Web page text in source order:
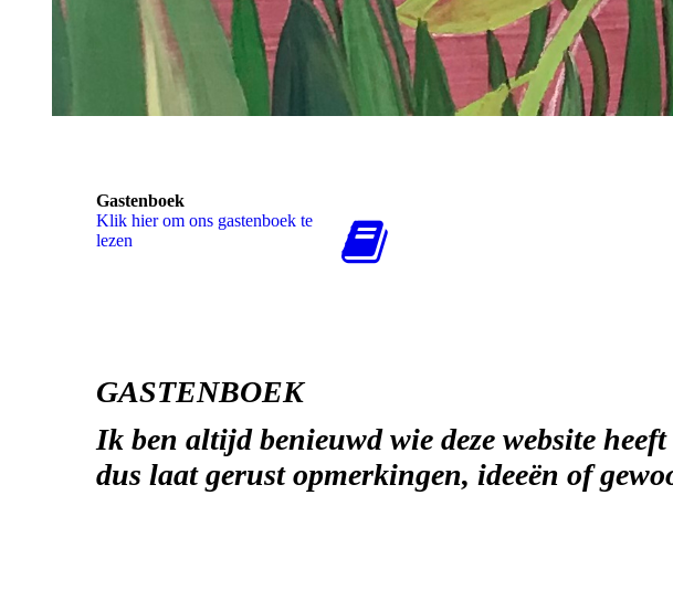
Gastenboek
Klik hier om ons gastenboek te
lezen
GASTENBOEK
Ik ben altijd benieuwd wie deze website
dus laat gerust opmerkingen, ideeën of